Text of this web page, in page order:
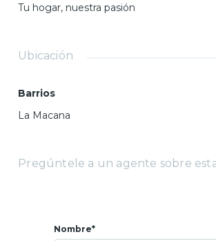
Tu hogar, nuestra pasión
Ubicación
Barrios
La Macana
Pregúntele a un agente sobre
Nombre*